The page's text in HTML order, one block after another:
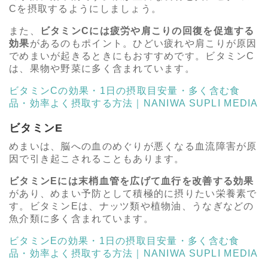
Cを摂取するようにしましょう。
また、
ビタミンCには疲労や肩こりの回復を促進する
効果があるのもポイント。ひどい疲れや肩こりが原因
でめまいが起きるときにもおすすめです。ビタミンC
は、果物や野菜に多く含まれています。
ビタミンCの効果・1日の摂取目安量・多く含む食
品・効率よく摂取する方法｜NANIWA SUPLI MEDIA
ビタミンE
めまいは、脳への血のめぐりが悪くなる血流障害が原
因で引き起こされることもあります。
ビタミンEには末梢血管を広げて血行を改善する効果
があり、めまい予防として積極的に摂りたい栄養素で
す。ビタミンEは、ナッツ類や植物油、うなぎなどの
魚介類に多く含まれています。
ビタミンEの効果・1日の摂取目安量・多く含む食
品・効率よく摂取する方法｜NANIWA SUPLI MEDIA